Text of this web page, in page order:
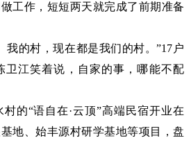
工作，短短两天就完成了前期准备
的村，现在都是我们的村。”17户
卫江笑着说，自家的事，哪能不配
“语自在·云顶”高端民宿开业在
地、始丰源村研学基地等项目，盘